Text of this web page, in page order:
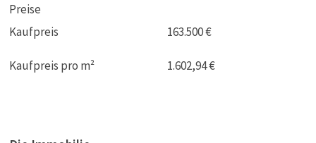
Preise
Kaufpreis
163.500 €
Kaufpreis pro m² 1.602,94 €